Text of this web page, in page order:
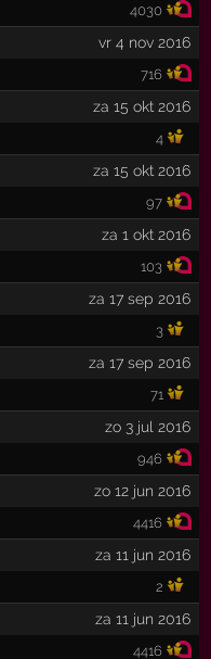
4030
vr 4 nov 2016
716
za 15 okt 2016
4
za 15 okt 2016
97
za 1 okt 2016
103
za 17 sep 2016
3
za 17 sep 2016
71
zo 3 jul 2016
946
zo 12 jun 2016
4416
za 11 jun 2016
2
za 11 jun 2016
4416